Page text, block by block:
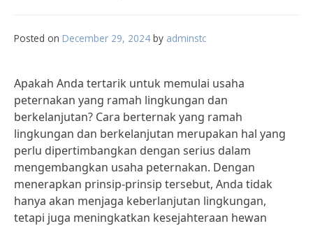
Posted on December 29, 2024 by adminstc
Apakah Anda tertarik untuk memulai usaha
peternakan yang ramah lingkungan dan
berkelanjutan? Cara berternak yang ramah
lingkungan dan berkelanjutan merupakan hal yang
perlu dipertimbangkan dengan serius dalam
mengembangkan usaha peternakan. Dengan
menerapkan prinsip-prinsip tersebut, Anda tidak
hanya akan menjaga keberlanjutan lingkungan,
tetapi juga meningkatkan kesejahteraan hewan